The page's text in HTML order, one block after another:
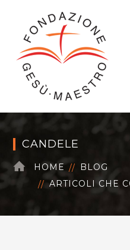
CANDELE
HOME
BLOG
ARTICOLI CHE